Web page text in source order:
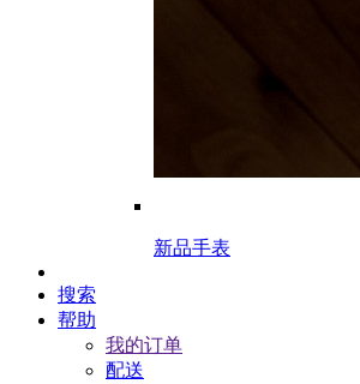
新品手表
搜索
帮助
我的订单
配送